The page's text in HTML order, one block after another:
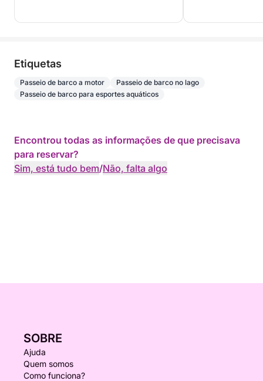
Etiquetas
Passeio de barco a motor
Passeio de barco no lago
Passeio de barco para esportes aquáticos
Encontrou todas as informações de que precisava
para reservar?
Sim, está tudo bem/Não, falta algo
SOBRE
Ajuda
Quem somos
Como funciona?